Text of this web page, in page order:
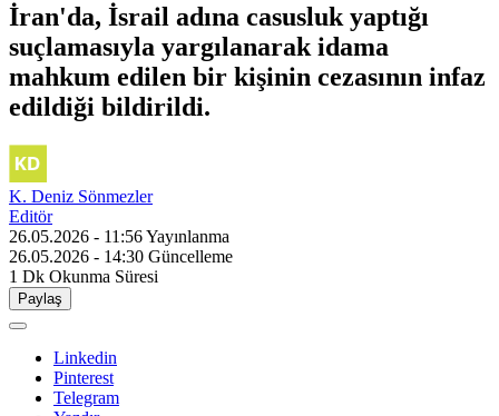
İran'da, İsrail adına casusluk yaptığı
suçlamasıyla yargılanarak idama
mahkum edilen bir kişinin cezasının infaz
edildiği bildirildi.
K. Deniz Sönmezler
Editör
26.05.2026 - 11:56Yayınlanma
26.05.2026 - 14:30 Güncelleme
1 Dk Okunma Süresi
Paylaş
Linkedin
Pinterest
Telegram